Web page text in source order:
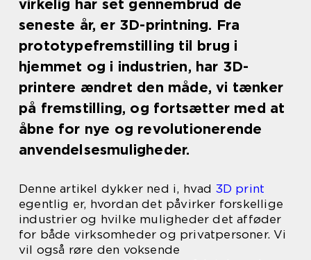
virkelig har set gennembrud de
seneste år, er 3D-printning. Fra
prototypefremstilling til brug i
hjemmet og i industrien, har 3D-
printere ændret den måde, vi tænker
på fremstilling, og fortsætter med at
åbne for nye og revolutionerende
anvendelsesmuligheder.
Denne artikel dykker ned i, hvad 3D print
egentlig er, hvordan det påvirker forskellige
industrier og hvilke muligheder det afføder
for både virksomheder og privatpersoner. Vi
vil også røre den voksende